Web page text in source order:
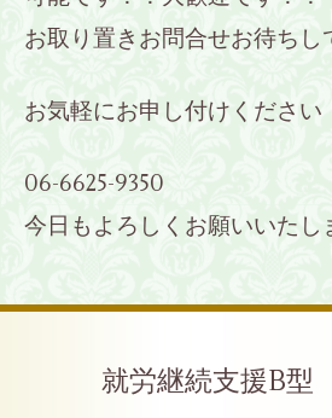
お取り置きお問合せお待ちし
お気軽にお申し付けください
06-6625-9350
今日もよろしくお願いいたし
就労継続支援B